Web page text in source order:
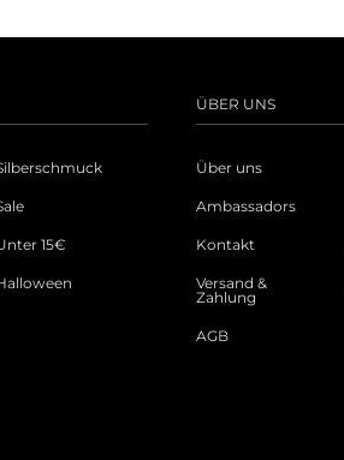
15€
ÜBER UNS
Über uns
Ambassadors
Kontakt
Versand &
Zahlung
AGB